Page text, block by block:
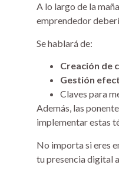
A lo largo de la
emprendedor
Se hablará de:
Creación de
Gestión
Claves para
Además, las
implementar estas
No importa si eres
tu presencia digital